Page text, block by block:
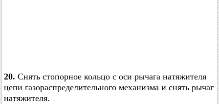
20. Снять стопорное кольцо с оси рычага натяжителя
цепи газораспределительного механизма и снять рычаг
натяжителя.